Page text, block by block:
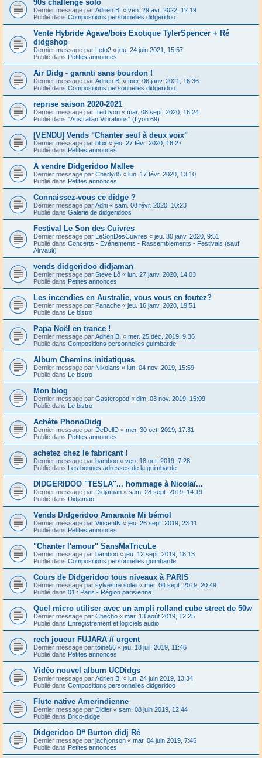
90s challenge solo
Dernier message par Adrien B. « ven. 29 avr. 2022, 12:19
Publié dans Compositions personnelles didgeridoo
Vente Hybride Agave/bois Exotique TylerSpencer + Ré
didgshop
Dernier message par Leto2 « jeu. 24 juin 2021, 15:57
Publié dans Petites annonces
Air Didg - garanti sans bourdon !
Dernier message par Adrien B. « mer. 06 janv. 2021, 16:36
Publié dans Compositions personnelles didgeridoo
reprise saison 2020-2021
Dernier message par fred lyon « mar. 08 sept. 2020, 16:24
Publié dans "Australian Vibrations" (Lyon 69)
[VENDU] Vends "Chanter seul à deux voix"
Dernier message par blux « jeu. 27 févr. 2020, 16:27
Publié dans Petites annonces
A vendre Didgeridoo Mallee
Dernier message par Charly85 « lun. 17 févr. 2020, 13:10
Publié dans Petites annonces
Connaissez-vous ce didge ?
Dernier message par Adhi « sam. 08 févr. 2020, 10:23
Publié dans Galerie de didgeridoos
Festival Le Son des Cuivres
Dernier message par LeSonDesCuivres « jeu. 30 janv. 2020, 9:51
Publié dans Concerts - Evénements - Rassemblements - Festivals (sauf
Airvault)
vends didgeridoo didjaman
Dernier message par Steve Lô « lun. 27 janv. 2020, 14:03
Publié dans Petites annonces
Les incendies en Australie, vous vous en foutez?
Dernier message par Panache « jeu. 16 janv. 2020, 19:51
Publié dans Le bistro
Papa Noël en trance !
Dernier message par Adrien B. « mer. 25 déc. 2019, 9:36
Publié dans Compositions personnelles guimbarde
Album Chemins initiatiques
Dernier message par Nikolans « lun. 04 nov. 2019, 15:59
Publié dans Le bistro
Mon blog
Dernier message par Gasteropod « dim. 03 nov. 2019, 15:09
Publié dans Le bistro
Achète PhonoDidg
Dernier message par DeDellD « mer. 30 oct. 2019, 17:31
Publié dans Petites annonces
achetez chez le fabricant !
Dernier message par bamboo « ven. 18 oct. 2019, 7:28
Publié dans Les bonnes adresses de la guimbarde
DIDGERIDOO "TESLA"... hommage à Nicolaï...
Dernier message par Didjaman « sam. 28 sept. 2019, 14:19
Publié dans Didjaman
Vends Didgeridoo Amarante Mi bémol
Dernier message par VincentN « jeu. 26 sept. 2019, 23:11
Publié dans Petites annonces
"Chanter l'amour" SansMaTricuLe
Dernier message par bamboo « jeu. 12 sept. 2019, 18:13
Publié dans Compositions personnelles guimbarde
Cours de Didgeridoo tous niveaux à PARIS
Dernier message par sylvestre soleil « mer. 04 sept. 2019, 20:49
Publié dans 01 : Paris - Région parisienne.
Quel micro utiliser avec un ampli rolland cube street de 50w
Dernier message par Chacho « mar. 13 août 2019, 12:25
Publié dans Enregistrement et logiciels audio
rech joueur FUJARA // urgent
Dernier message par toine56 « jeu. 18 juil. 2019, 11:46
Publié dans Petites annonces
Vidéo nouvel album UCDidgs
Dernier message par Adrien B. « lun. 24 juin 2019, 13:34
Publié dans Compositions personnelles didgeridoo
Flute native Amerindienne
Dernier message par Didier « sam. 08 juin 2019, 12:44
Publié dans Brico-didge
Didgeridoo D# Burton didj Ré
Dernier message par jachjonson « mar. 04 juin 2019, 7:45
Publié dans Petites annonces